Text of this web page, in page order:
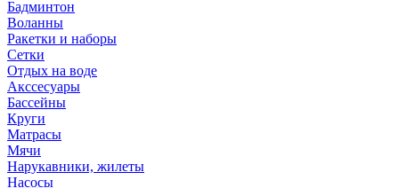
Бадминтон
Воланны
Ракетки и наборы
Сетки
Отдых на воде
Акссесуары
Бассейны
Круги
Матрасы
Мячи
Нарукавники, жилеты
Насосы